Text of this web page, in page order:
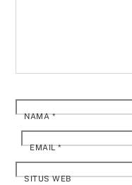
NAMA*
EMAIL*
SITUS WEB